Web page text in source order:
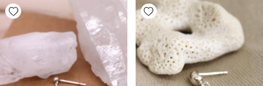
Add wishlist